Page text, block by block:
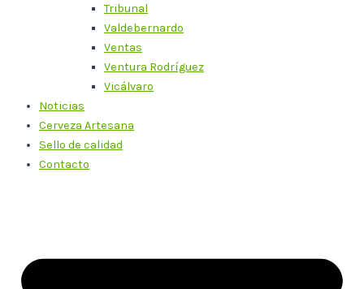
Tribunal
Valdebernardo
Ventas
Ventura Rodríguez
Vicálvaro
Noticias
Cerveza Artesana
Sello de calidad
Contacto